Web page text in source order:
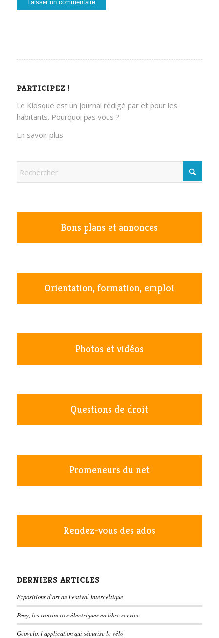
PARTICIPEZ !
Le Kiosque est un journal rédigé par et pour les
habitants. Pourquoi pas vous ?
En savoir plus
Bons plans et annonces
Orientation, formation, emploi
Photos et vidéos
Questions de droit
Promeneurs du net
Rendez-vous des ados
DERNIERS ARTICLES
Expositions d’art au Festival Interceltique
Pony, les trottinettes électriques en libre service
Geovelo, l’application qui sécurise le vélo